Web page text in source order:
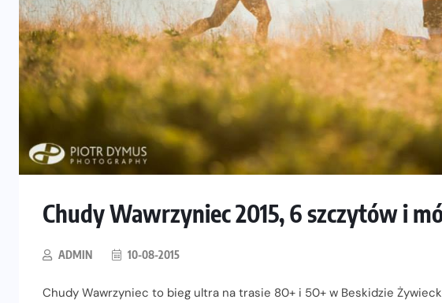
Chudy Wawrzyniec 2015, 6 szczytów i
ADMIN 10-08-2015
Chudy Wawrzyniec to bieg ultra na trasie 80+ i 50+ w Beskidzie